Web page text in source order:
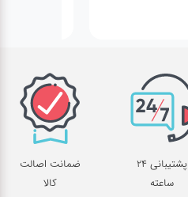
پشتیبانی 24
ساعته
ضمانت اصالت
کالا